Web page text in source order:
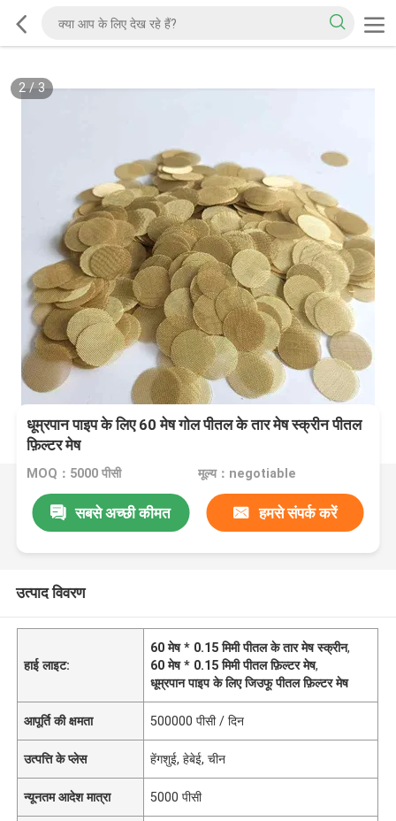
2/3
धूम्रपान पाइप के लिए 60 मेष गोल पीतल के तार मेष स्क्रीन पीतल
फ़िल्टर मेष
MOQ：5000 पीसी मूल्य：negotiable
सबसे अच्छी कीमत हमसे संपर्क करें
उत्पाद विवरण
हाई लाइट:
60 मेष * 0.15 मिमी पीतल के तार मेष स्क्रीन,
60 मेष * 0.15 मिमी पीतल फ़िल्टर मेष,
धूम्रपान पाइप के लिए जिउफू पीतल फ़िल्टर मेष
आपूर्ति की क्षमता 500000 पीसी / दिन
उत्पत्ति के प्लेस हेंगशुई, हेबेई, चीन
न्यूनतम आदेश मात्रा 5000 पीसी